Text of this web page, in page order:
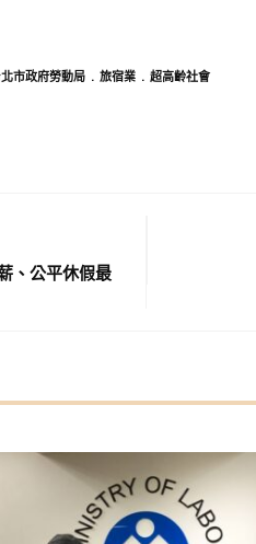
北市政府勞動局 旅宿業 超高齡社會
、公平休假最